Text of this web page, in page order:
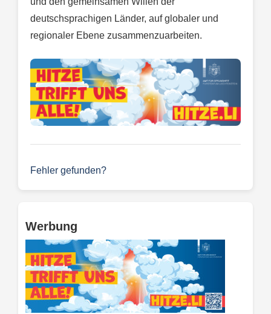
deutschsprachigen Länder, auf globaler und
regionaler Ebene zusammenzuarbeiten.
Fehler gefunden?
Werbung